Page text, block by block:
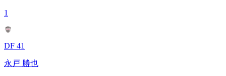
1
DF 41
永戸 勝也